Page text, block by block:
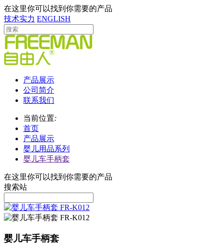
在这里你可以找到你需要的产品
技术实力 ENGLISH
产品展示
公司简介
联系我们
当前位置:
首页
产品展示
婴儿用品系列
婴儿车手柄套
在这里你可以找到你需要的产品
搜索站
婴儿车手柄套